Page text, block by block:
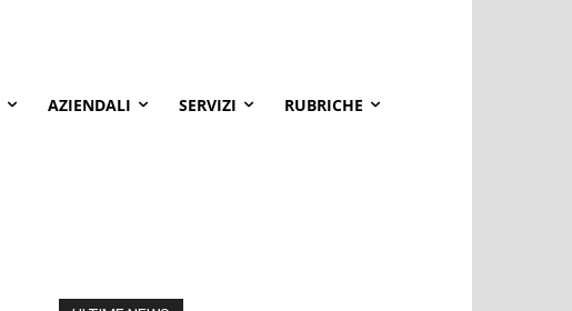
AZIENDALI SERVIZI RUBRICHE